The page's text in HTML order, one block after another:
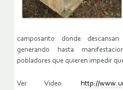
camposanto donde
generando hasta
pobladores que quieren impedir
Ver Video: http://